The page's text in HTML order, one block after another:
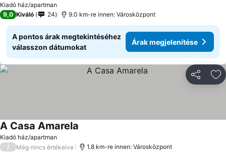
Kiadó ház/apartman
9,0 Kiváló 24 9.0 km-re innen: Városközpont
A pontos árak megtekintéséhez
válasszon dátumokat
Árak megjelenítése
Kiadó ház/apartman
A Casa Amarela
/ Még nincs értékelve 1.8 km-re innen: Városközpont